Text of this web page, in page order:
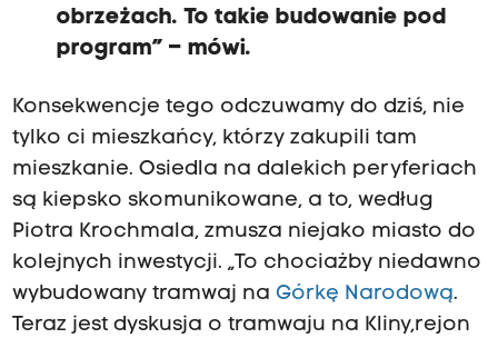
obrzeżach. To takie budowanie pod
program” – mówi.
Konsekwencje tego odczuwamy do dziś, nie
tylko ci mieszkańcy, którzy zakupili tam
mieszkanie. Osiedla na dalekich peryferiach
są kiepsko skomunikowane, a to, według
Piotra Krochmala, zmusza niejako miasto do
kolejnych inwestycji. „To chociażby niedawno
wybudowany tramwaj na Górkę Narodową.
Teraz jest dyskusja o tramwaju na Kliny,rejon